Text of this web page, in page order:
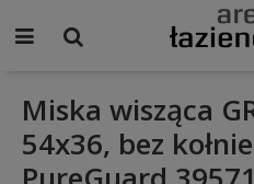
Miska wisząca
54x36, bez